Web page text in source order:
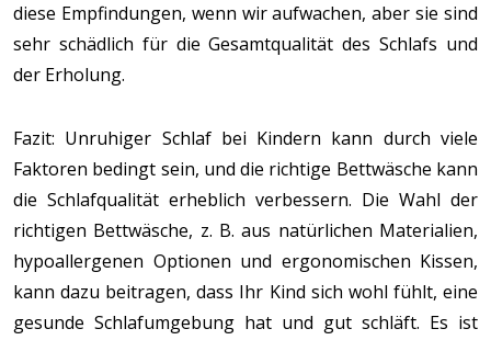
diese Empfindungen, wenn wir aufwachen, aber sie sind
sehr schädlich für die Gesamtqualität des Schlafs und
der Erholung.
Fazit: Unruhiger Schlaf bei Kindern kann durch viele
Faktoren bedingt sein, und die richtige Bettwäsche kann
die Schlafqualität erheblich verbessern. Die Wahl der
richtigen Bettwäsche, z. B. aus natürlichen Materialien,
hypoallergenen Optionen und ergonomischen Kissen,
kann dazu beitragen, dass Ihr Kind sich wohl fühlt, eine
gesunde Schlafumgebung hat und gut schläft. Es ist